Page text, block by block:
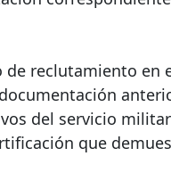
de reclutamiento en
del servicio
que